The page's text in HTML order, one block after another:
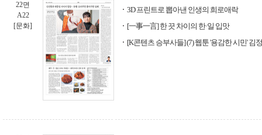
22면
A22
[문화]
3D 프린트로 뽑아낸 인생의 희로애락
[一事一言] 한 끗 차이의 한·일 입맛
[K콘텐츠 승부사들] (7) 웹툰 '용감한 시민' 김